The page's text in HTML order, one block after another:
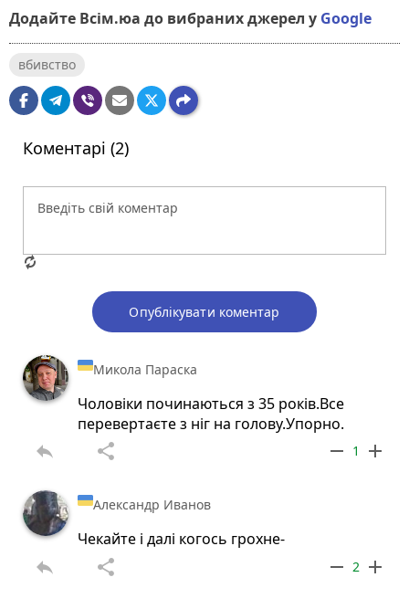
Додайте Всім.юа до вибраних джерел у Google
вбивство
Коментарі (2)
Опублікувати коментар
Микола Параска
Чоловіки починаються з 35 років.Все
перевертаєте з ніг на голову.Упорно.
reply share remove 1 add
Александр Иванов
Чекайте і далі когось грохне-
reply share remove 2 add